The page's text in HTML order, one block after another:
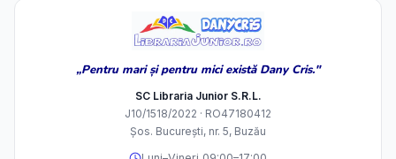
„Pentru mari și pentru mici există Dany Cris."
SC Libraria Junior S.R.L.
J10/1518/2022 · RO47180412
Șos. București, nr. 5, Buzău